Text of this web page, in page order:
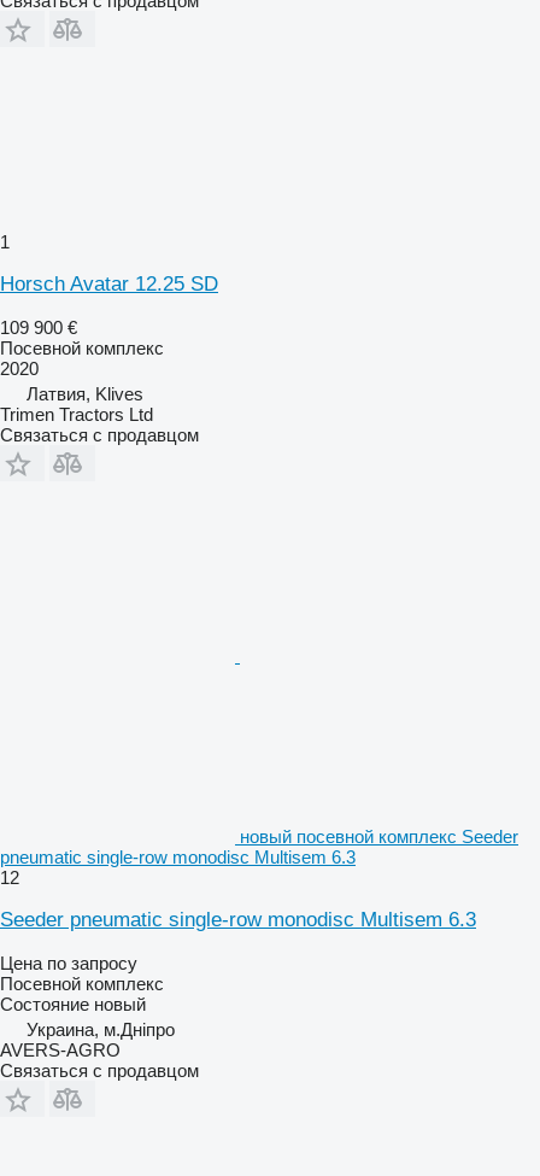
1
Horsch Avatar 12.25 SD
109 900 €
Посевной комплекс
2020
Латвия, Klives
Trimen Tractors Ltd
Связаться с продавцом
новый посевной комплекс Seeder
pneumatic single-row monodisc Multisem 6.3
12
Seeder pneumatic single-row monodisc Multisem 6.3
Цена по запросу
Посевной комплекс
Состояние новый
Украина, м.Дніпро
AVERS-AGRO
Связаться с продавцом